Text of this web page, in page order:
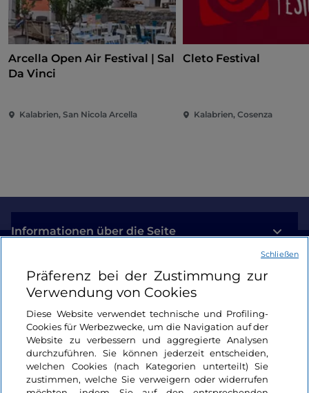
Arcella Open Air Festival | Sal
Da Vinci
Kalabrien, San Nicola Arcella
Cleto Festival
Kalabrien, Cosenza
Informationen über die Seite
Nützliche Links
Login
Bleiben wir in Kontakt
Präferenz bei der Zustimmung zur
Verwendung von Cookies
Diese Website verwendet technische und Profiling-
Cookies für Werbezwecke, um die Navigation auf der
Website zu verbessern und aggregierte Analysen
durchzuführen. Sie können jederzeit entscheiden,
welchen Cookies (nach Kategorien unterteilt) Sie
zustimmen, welche Sie verweigern oder widerrufen
Schließen